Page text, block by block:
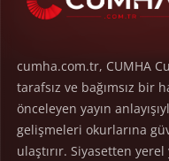
cumha.com.tr, CUMHA
tarafsız ve bağımsız bir
önceleyen yayın
gelişmeleri okurlarına
ulaştırır. Siyasetten